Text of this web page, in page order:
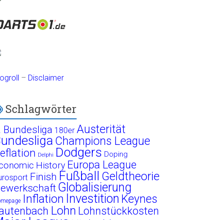
– Disclaimer
Schlagwörter
Bundesliga 180er Austerität
Champions League
Delphi Dodgers Doping
History Europa League
Finish Fußball Geldtheorie
Globalisierung
Inflation Investition Keynes
Lohn Lohnstückkosten